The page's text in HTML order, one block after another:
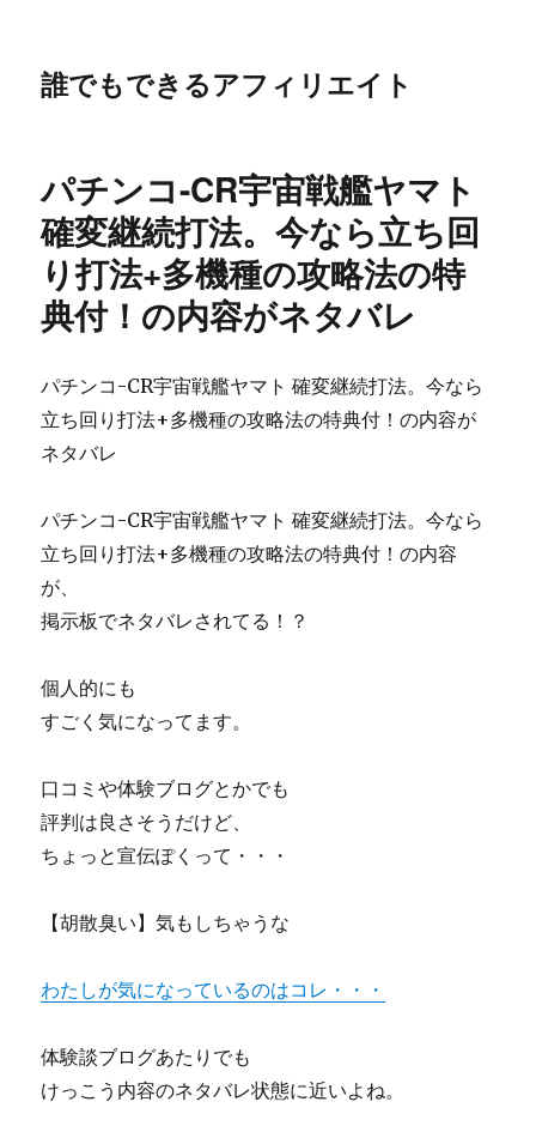
誰でもできるアフィリエイト
パチンコ-CR宇宙戦艦ヤマト
確変継続打法。今なら立ち回
り打法+多機種の攻略法の特
典付！の内容がネタバレ
パチンコ-CR宇宙戦艦ヤマト 確変継続打法。今なら
立ち回り打法+多機種の攻略法の特典付！の内容が
ネタバレ
パチンコ-CR宇宙戦艦ヤマト 確変継続打法。今なら
立ち回り打法+多機種の攻略法の特典付！の内容
が、
掲示板でネタバレされてる！？
個人的にも
すごく気になってます。
口コミや体験ブログとかでも
評判は良さそうだけど、
ちょっと宣伝ぽくって・・・
【胡散臭い】気もしちゃうな
わたしが気になっているのはコレ・・・
体験談ブログあたりでも
けっこう内容のネタバレ状態に近いよね。